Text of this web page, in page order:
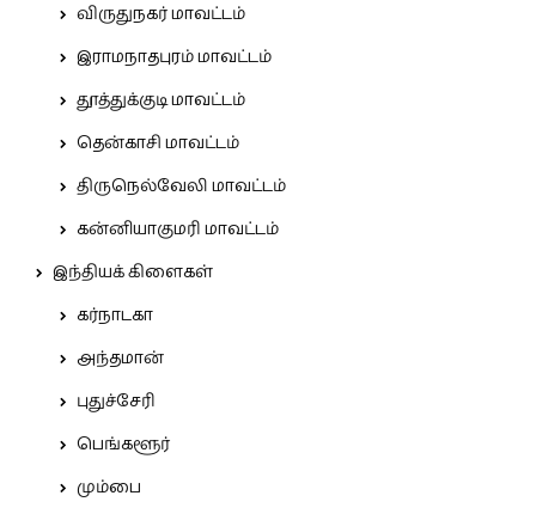
விருதுநகர் மாவட்டம்
இராமநாதபுரம் மாவட்டம்
தூத்துக்குடி மாவட்டம்
தென்காசி மாவட்டம்
திருநெல்வேலி மாவட்டம்
கன்னியாகுமரி மாவட்டம்
இந்தியக் கிளைகள்
கர்நாடகா
அந்தமான்
புதுச்சேரி
பெங்களூர்
மும்பை